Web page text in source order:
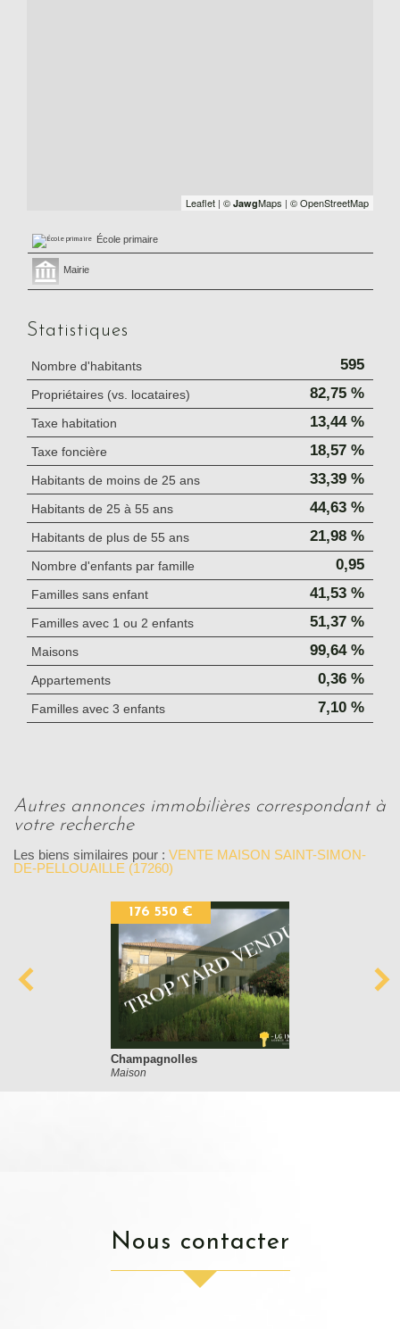
Leaflet | © JawgMaps | © OpenStreetMap
École primaire
Mairie
Statistiques
Nombre d'habitants 595
Propriétaires (vs. locataires) 82,75 %
Taxe habitation 13,44 %
Taxe foncière 18,57 %
Habitants de moins de 25 ans 33,39 %
Habitants de 25 à 55 ans 44,63 %
Habitants de plus de 55 ans 21,98 %
Nombre d'enfants par famille 0,95
Familles sans enfant 41,53 %
Familles avec 1 ou 2 enfants 51,37 %
Maisons 99,64 %
Appartements 0,36 %
Familles avec 3 enfants 7,10 %
autres annonces immobilières correspondant à
votre recherche
Les biens similaires pour : VENTE MAISON SAINT-SIMON-
DE-PELLOUAILLE (17260)
176 550 €
Champagnolles
Maison
nous contacter